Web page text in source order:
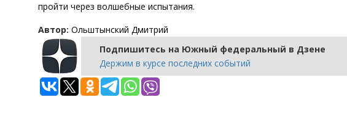
пройти через волшебные испытания.
Автор: Ольштынский Дмитрий
Подпишитесь на Южный федеральный в Дзене
Держим в курсе последних событий